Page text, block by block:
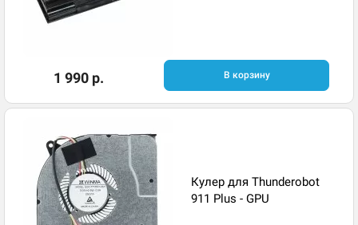
1 990 р. В корзину
Кулер для Thunderobot
911 Plus - GPU